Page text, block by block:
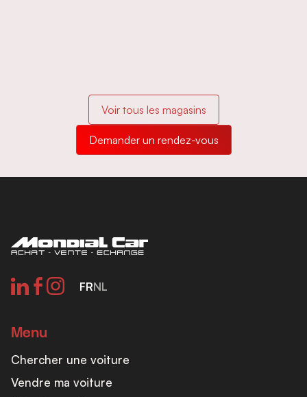
Voir tous les magasins
Demander un rendez-vous
FRNL
Menu
Chercher une voiture
Vendre ma voiture